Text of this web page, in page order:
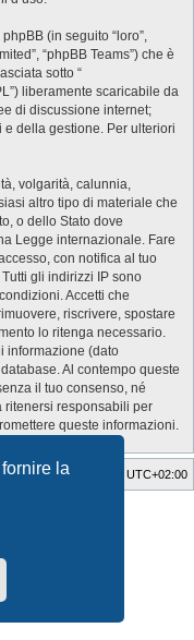
la
(in seguito “loro”,
“phpBB Teams”) che è
sotto “
liberamente scaricabile da
di discussione internet;
della gestione. Per ulteriori
volgarità, calunnia,
altro tipo di materiale che
o dello Stato dove
Legge internazionale. Fare
con notifica al tuo
gli indirizzi IP sono
Accetti che
riscrivere, spostare
lo ritenga necessario.
informazione (dato
Al contempo queste
il tuo consenso, né
ritenersi responsabili per
queste informazioni.
Tutti gli orari sono UTC+02:00